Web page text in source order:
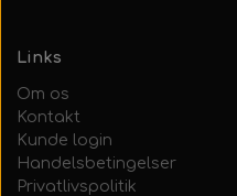
Links
Om os
Kontakt
Kunde login
Handelsbetingelser
Privatlivspolitik